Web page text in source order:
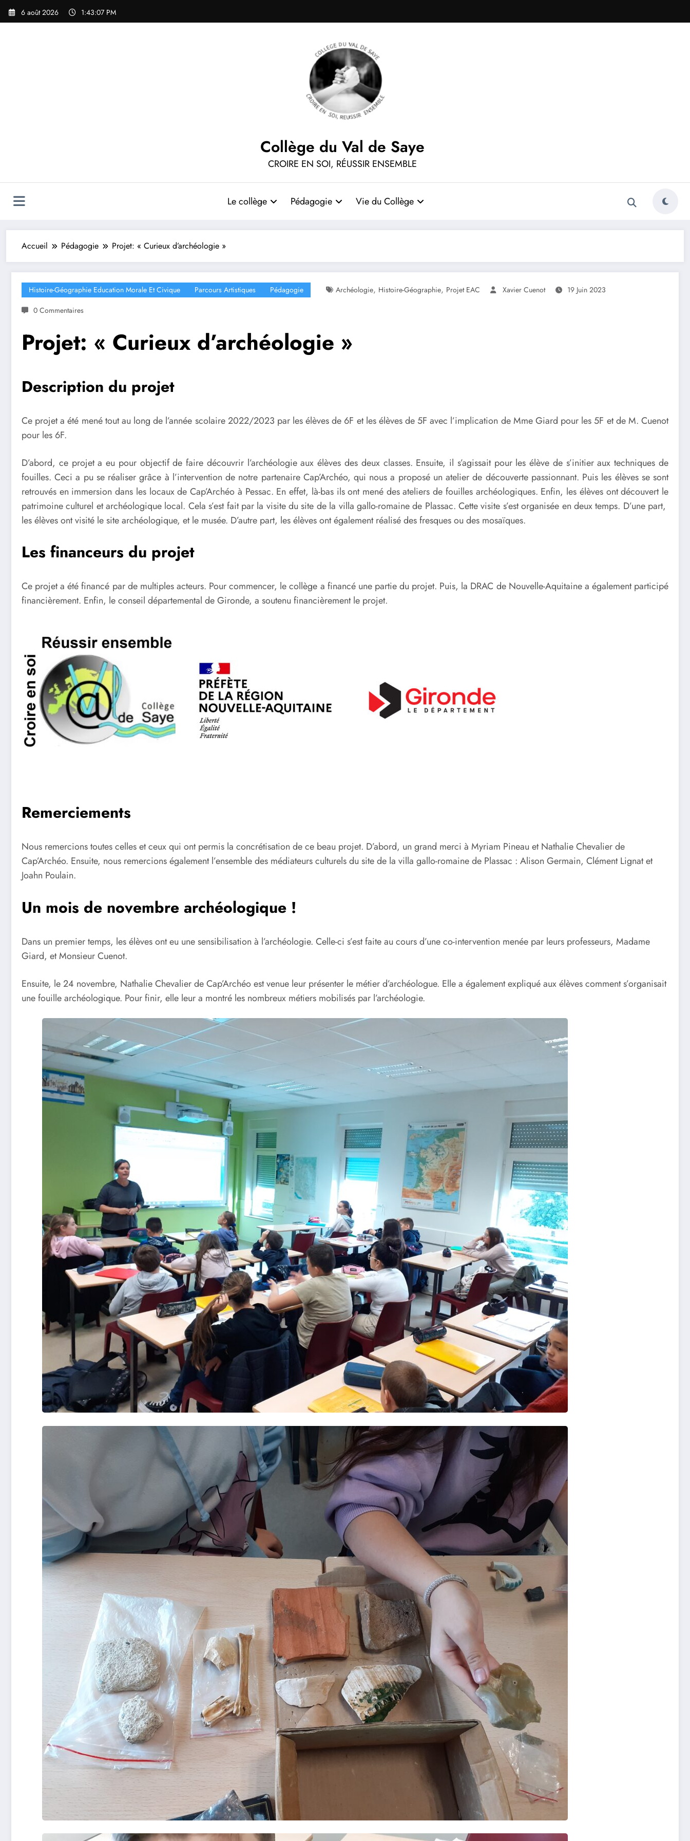
Aller
6 août 2026 1:43:09 PM
Collège du Val de Saye
CROIRE EN SOI, RÉUSSIR ENSEMBLE
Le collège Pédagogie Vie du Collège
Accueil Pédagogie Projet: « Curieux d’archéologie »
Histoire-Géographie Education Morale Et Civique Parcours Artistiques Pédagogie Archéologie, Histoire-Géographie, Projet EAC Xavier Cuenot
19 Juin 2023
0 Commentaires
Projet: « Curieux d’archéologie »
Description du projet
Ce projet a été mené tout au long de l’année scolaire 2022/2023 par les élèves de 6F et les élèves de 5F avec l’implication de Mme Giard pour les 5F et de M. Cuenot
pour les 6F.
D’abord, ce projet a eu pour objectif de faire découvrir l’archéologie aux élèves des deux classes. Ensuite, il s’agissait pour les élève de s’initier aux techniques de
fouilles. Ceci a pu se réaliser grâce à l’intervention de notre partenaire Cap’Archéo, qui nous a proposé un atelier de découverte passionnant. Puis les élèves se sont
retrouvés en immersion dans les locaux de Cap’Archéo à Pessac. En effet, là-bas ils ont mené des ateliers de fouilles archéologiques. Enfin, les élèves ont découvert le
patrimoine culturel et archéologique local. Cela s’est fait par la visite du site de la villa gallo-romaine de Plassac. Cette visite s’est organisée en deux temps. D’une part,
les élèves ont visité le site archéologique, et le musée. D’autre part, les élèves ont également réalisé des fresques ou des mosaïques.
Les financeurs du projet
Ce projet a été financé par de multiples acteurs. Pour commencer, le collège a financé une partie du projet. Puis, la DRAC de Nouvelle-Aquitaine a également participé
financièrement. Enfin, le conseil départemental de Gironde, a soutenu financièrement le projet.
Remerciements
Nous remercions toutes celles et ceux qui ont permis la concrétisation de ce beau projet. D’abord, un grand merci à Myriam Pineau et Nathalie Chevalier de
Cap’Archéo. Ensuite, nous remercions également l’ensemble des médiateurs culturels du site de la villa gallo-romaine de Plassac : Alison Germain, Clément Lignat et
Joahn Poulain.
Un mois de novembre archéologique !
Dans un premier temps, les élèves ont eu une sensibilisation à l’archéologie. Celle-ci s’est faite au cours d’une co-intervention menée par leurs professeurs, Madame
Giard, et Monsieur Cuenot.
Ensuite, le 24 novembre, Nathalie Chevalier de Cap’Archéo est venue leur présenter le métier d’archéologue. Elle a également expliqué aux élèves comment s’organisait
une fouille archéologique. Pour finir, elle leur a montré les nombreux métiers mobilisés par l’archéologie.